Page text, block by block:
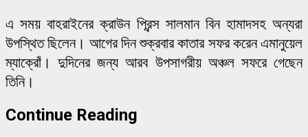
এ সময় বাহরাইনের ক্রাউন প্রিন্স সালমান বিন হামাদসহ অন্যরা
উপস্থিত ছিলেন। আগের দিন শুক্রবার কাতার সফর করেন এমানুয়েল
ম্যাক্রোঁ। দুদিনের জন্য আরব উপসাগরীয় অঞ্চল সফরে গেছেন
তিনি।
Continue Reading